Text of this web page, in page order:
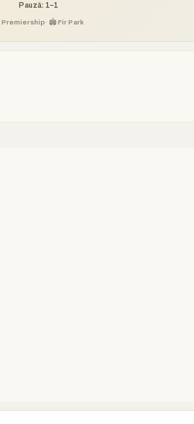
Pauză: 1–1
Premiership· 🏟️ Fir Park